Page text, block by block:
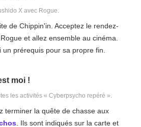
X avec Rogue.
de Chippin'in. Acceptez le rendez-
et allez ensemble au cinéma.
un prérequis pour sa propre fin.
moi !
les activités « Cyberpsycho repéré ».
terminer la quête de chasse aux
. Ils sont indiqués sur la carte et